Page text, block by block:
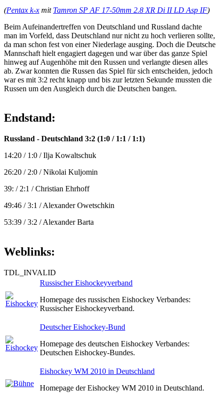
(Pentax k-x mit Tamron SP AF 17-50mm 2.8 XR Di II LD Asp IF)
Beim Aufeinandertreffen von Deutschland und Russland dachte
man im Vorfeld, dass Deutschland nur nicht zu hoch verlieren sollte,
da man schon fest von einer Niederlage ausging. Doch die Deutsche
Mannschaft hielt engagiert dagegen und war über das ganze Spiel
hinweg auf Augenhöhe mit den Russen und verlangte diesen alles
ab. Zwar konnten die Russen das Spiel für sich entscheiden, jedoch
war es mit 3:2 recht knapp und bis zur letzten Sekunde mussten die
Russen um den Ausgleich durch die Deutschen bangen.
Endstand:
Russland - Deutschland 3:2 (1:0 / 1:1 / 1:1)
14:20 / 1:0 / Ilja Kowaltschuk
26:20 / 2:0 / Nikolai Kuljomin
39: / 2:1 / Christian Ehrhoff
49:46 / 3:1 / Alexander Owetschkin
53:39 / 3:2 / Alexander Barta
Weblinks:
TDL_INVALID
Russischer Eishockeyverband
Homepage des russischen Eishockey Verbandes:
Russischer Eishockeyverband.
Deutscher Eishockey-Bund
Homepage des deutschen Eishockey Verbandes:
Deutschen Eishockey-Bundes.
Eishockey WM 2010 in Deutschland
Homepage der Eishockey WM 2010 in Deutschland.